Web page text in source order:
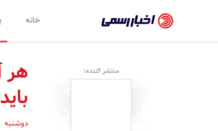
رسمی
-
اخبار
خانه
منتشر کننده:
هر
دوشنبه 02/2/11